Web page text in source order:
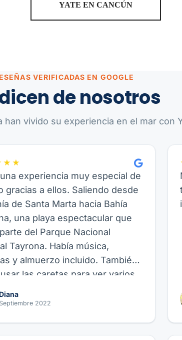
YATE EN CANCÚN
VERIFICADAS EN GOOGLE
de nosotros
han vivido su experiencia en el mar con
experiencia muy especial de
gracias a ellos. Saliendo desde
de Santa Marta hacia Bahía
una playa espectacular que
del Parque Nacional
Tayrona. Había música,
y almuerzo incluido. También
las caretas para ver varios
allí, así como hacer paddle
fue genial. Recomiendo este
Diana
Septiembre 2022